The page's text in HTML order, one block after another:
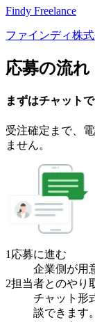
Findy Freelance
ファインディ株
応募の流れ
まずはチャットで
受注確定まで、
ません。
1 応募に進む
企業側が用
2担当者とのやり
チャット形
談できます